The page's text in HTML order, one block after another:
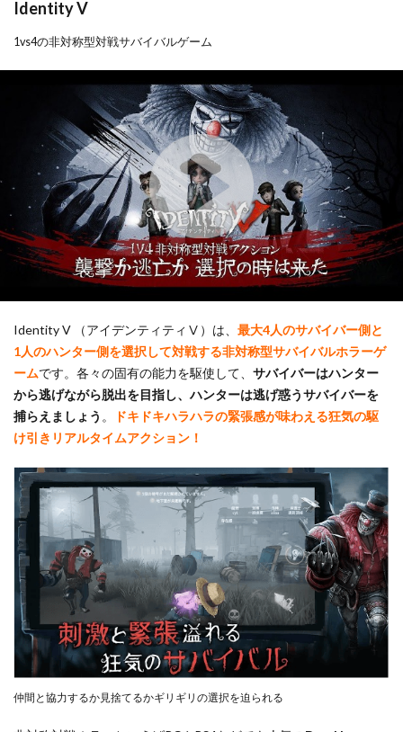
Identity V
1vs4の非対称型対戦サバイバルゲーム
Identity V （アイデンティティⅤ）は、 最大4人のサバイバー側と
1人のハンター側を選択して対戦する非対称型サバイバルホラーゲ
ームです。各々の固有の能力を駆使して、 サバイバーはハンター
から逃げながら脱出を目指し、ハンターは逃げ惑うサバイバーを
捕らえましょう 。
ドキドキハラハラの緊張感が味わえる狂気の駆
け引きリアルタイムアクション！
仲間と協力するか見捨てるかギリギリの選択を迫られる